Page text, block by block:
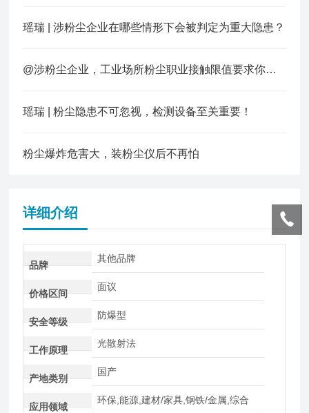
瑶瑞 | 涉粉尘企业在哪些情形下会被判定为重大隐患？
@涉粉尘企业，工业场所粉尘职业接触限值要求你知道多少？
瑶瑞 | 粉尘隐患不可忽视，检测设备至关重要！
粉尘爆炸危害大，装粉尘仪后不再怕
详细介绍
品牌
其他品牌
价格区间
面议
安全等级
防爆型
工作原理
光散射法
产地类别
国产
应用领域
环保,能源,建材/家具,钢铁/金属,综合